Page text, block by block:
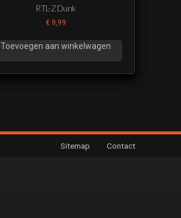
RTL-Z Dunk
€9,99
Toevoegen aan winkelwagen
Sitemap Contact